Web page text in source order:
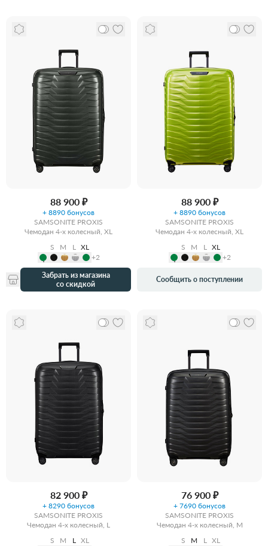
88 900 ₽
+ 8890 бонусов
SAMSONITE PROXIS
Чемодан 4-х колесный, XL
S
M L
XL
+2
Забрать из магазина
со скидкой
88 900 ₽
+ 8890 бонусов
SAMSONITE PROXIS
Чемодан 4-х колесный, XL
S
M L
XL
+2
Сообщить о поступлении
82 900 ₽
+ 8290 бонусов
SAMSONITE PROXIS
Чемодан 4-х колесный, L
S
M L XL
76 900 ₽
+ 7690 бонусов
SAMSONITE PROXIS
Чемодан 4-х колесный, M
S
M L XL